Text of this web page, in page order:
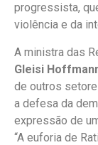
progressista,
violência e da
A ministra das
Gleisi
de outros
a defesa da
expressão de
“A euforia de